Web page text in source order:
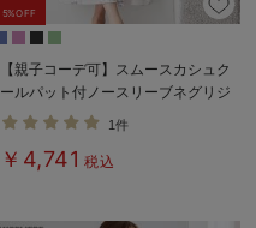
5%OFF
【親子コーデ可】スムースカシュク
ールパット付ノースリーブネグリジ
ェ マタニティ・産後授乳服【出産
1件
￥4,741 税込